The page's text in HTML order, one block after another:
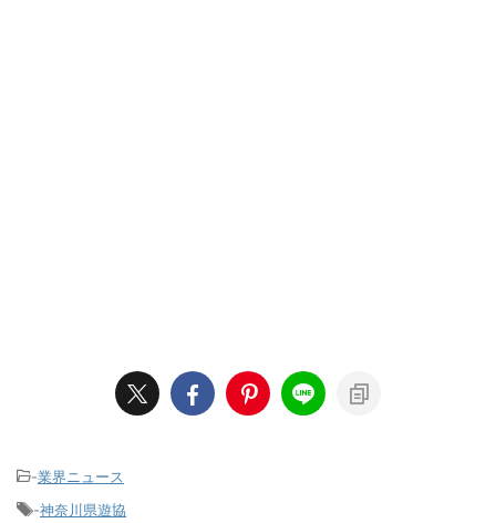
-業界ニュース
-神奈川県遊協